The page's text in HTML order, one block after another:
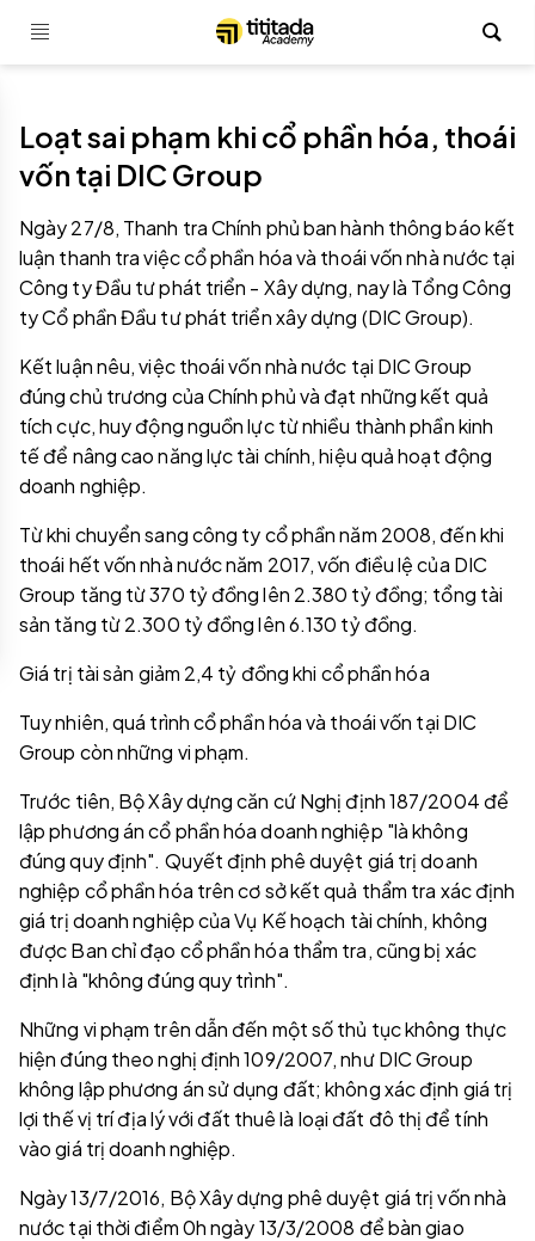
Loạt sai phạm khi cổ phần hóa, thoái
vốn tại DIC Group
Ngày 27/8, Thanh tra Chính phủ ban hành thông báo kết
luận thanh tra việc cổ phần hóa và thoái vốn nhà nước tại
Công ty Đầu tư phát triển - Xây dựng, nay là Tổng Công
ty Cổ phần Đầu tư phát triển xây dựng (DIC Group).
Kết luận nêu, việc thoái vốn nhà nước tại DIC Group
đúng chủ trương của Chính phủ và đạt những kết quả
tích cực, huy động nguồn lực từ nhiều thành phần kinh
tế để nâng cao năng lực tài chính, hiệu quả hoạt động
doanh nghiệp.
Từ khi chuyển sang công ty cổ phần năm 2008, đến khi
thoái hết vốn nhà nước năm 2017, vốn điều lệ của DIC
Group tăng từ 370 tỷ đồng lên 2.380 tỷ đồng; tổng tài
sản tăng từ 2.300 tỷ đồng lên 6.130 tỷ đồng.
Giá trị tài sản giảm 2,4 tỷ đồng khi cổ phần hóa
Tuy nhiên, quá trình cổ phần hóa và thoái vốn tại DIC
Group còn những vi phạm.
Trước tiên, Bộ Xây dựng căn cứ Nghị định 187/2004 để
lập phương án cổ phần hóa doanh nghiệp "là không
đúng quy định". Quyết định phê duyệt giá trị doanh
nghiệp cổ phần hóa trên cơ sở kết quả thẩm tra xác định
giá trị doanh nghiệp của Vụ Kế hoạch tài chính, không
được Ban chỉ đạo cổ phần hóa thẩm tra, cũng bị xác
định là "không đúng quy trình".
Những vi phạm trên dẫn đến một số thủ tục không thực
hiện đúng theo nghị định 109/2007, như DIC Group
không lập phương án sử dụng đất; không xác định giá trị
lợi thế vị trí địa lý với đất thuê là loại đất đô thị để tính
vào giá trị doanh nghiệp.
Ngày 13/7/2016, Bộ Xây dựng phê duyệt giá trị vốn nhà
nước tại thời điểm 0h ngày 13/3/2008 để bàn giao